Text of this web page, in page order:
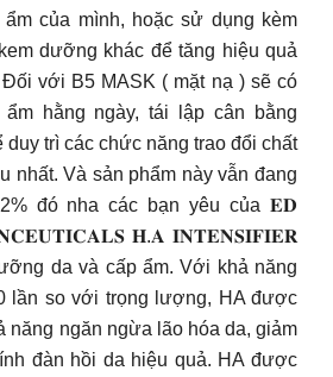
của mình, hoặc sử dụng kèm
dưỡng khác để tăng hiệu quả
với B5 MASK ( mặt nạ ) sẽ có
hằng ngày, tái lập cân bằng
trì các chức năng trao đổi chất
nhất. Và sản phẩm này vẫn đang
đó nha các bạn yêu của 𝐄𝐃
𝐇.𝐀 𝐈𝐍𝐓𝐄𝐍𝐒𝐈𝐅𝐈𝐄𝐑
da và cấp ẩm. Với khả năng
lần so với trọng lượng, HA được
năng ngăn ngừa lão hóa da, giảm
đàn hồi da hiệu quả. HA được